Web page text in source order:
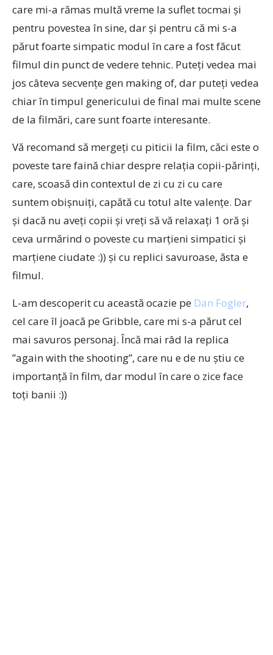
care mi-a rămas multă vreme la suflet tocmai și
pentru povestea în sine, dar și pentru că mi s-a
părut foarte simpatic modul în care a fost făcut
filmul din punct de vedere tehnic. Puteți vedea mai
jos câteva secvențe gen making of, dar puteți vedea
chiar în timpul genericului de final mai multe scene
de la filmări, care sunt foarte interesante.
Vă recomand să mergeți cu piticii la film, căci este o
poveste tare faină chiar despre relația copii-părinți,
care, scoasă din contextul de zi cu zi cu care
suntem obișnuiți, capătă cu totul alte valențe. Dar
și dacă nu aveți copii și vreți să vă relaxați 1 oră și
ceva urmărind o poveste cu marțieni simpatici și
marțiene ciudate :)) și cu replici savuroase, ăsta e
filmul.
L-am descoperit cu această ocazie pe Dan Fogler,
cel care îl joacă pe Gribble, care mi s-a părut cel
mai savuros personaj. Încă mai râd la replica
”again with the shooting”, care nu e de nu știu ce
importanță în film, dar modul în care o zice face
toți banii :))